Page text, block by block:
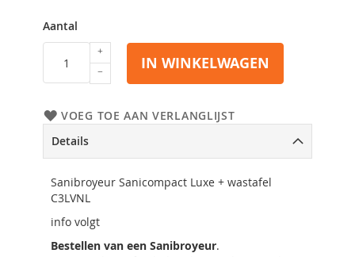
Aantal
IN WINKELWAGEN
VOEG TOE AAN VERLANGLIJST
Details
Sanibroyeur Sanicompact Luxe + wastafel
C3LVNL
info volgt
Bestellen van een Sanibroyeur.